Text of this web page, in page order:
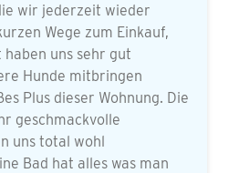
wir jederzeit wieder
Wege zum Einkauf,
uns sehr gut
Hunde mitbringen
Plus dieser Wohnung. Die
geschmackvolle
uns total wohl
Bad hat alles was man